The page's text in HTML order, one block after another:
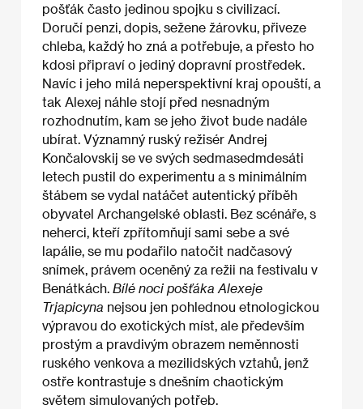
pošťák často jedinou spojku s civilizací.
Doručí penzi, dopis, sežene žárovku, přiveze
chleba, každý ho zná a potřebuje, a přesto ho
kdosi připraví o jediný dopravní prostředek.
Navíc i jeho milá neperspektivní kraj opouští, a
tak Alexej náhle stojí před nesnadným
rozhodnutím, kam se jeho život bude nadále
ubírat. Významný ruský režisér Andrej
Končalovskij se ve svých sedmasedmdesáti
letech pustil do experimentu a s minimálním
štábem se vydal natáčet autentický příběh
obyvatel Archangelské oblasti. Bez scénáře, s
neherci, kteří zpřítomňují sami sebe a své
lapálie, se mu podařilo natočit nadčasový
snímek, právem oceněný za režii na festivalu v
Benátkách. Bílé noci pošťáka Alexeje
Trjapicyna nejsou jen pohlednou etnologickou
výpravou do exotických míst, ale především
prostým a pravdivým obrazem neměnnosti
ruského venkova a mezilidských vztahů, jenž
ostře kontrastuje s dnešním chaotickým
světem simulovaných potřeb.